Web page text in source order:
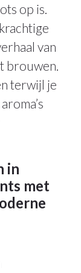
op is.
van
brouwen.
terwijl je
in
met